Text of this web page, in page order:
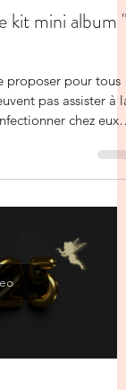
de lecture
mini album "
chez eux ,